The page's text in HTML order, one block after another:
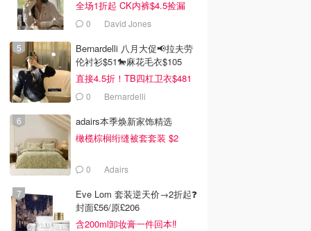
全场1折起 CK内裤$4.5捡漏
0 David Jones
Bernardelli 八月大促📢拉夫劳
伦衬衫$51🐎麻花毛衣$105
直接4.5折！TB四杠卫衣$481
0 Bernardelli
adairs本季焕新家饰精选
橄榄棕榈绗缝被套套装 $2
0 Adairs
Eve Lom 套装逆天价→2折起❓
封面£56/原£206
含200ml卸妆膏一件回本‼️